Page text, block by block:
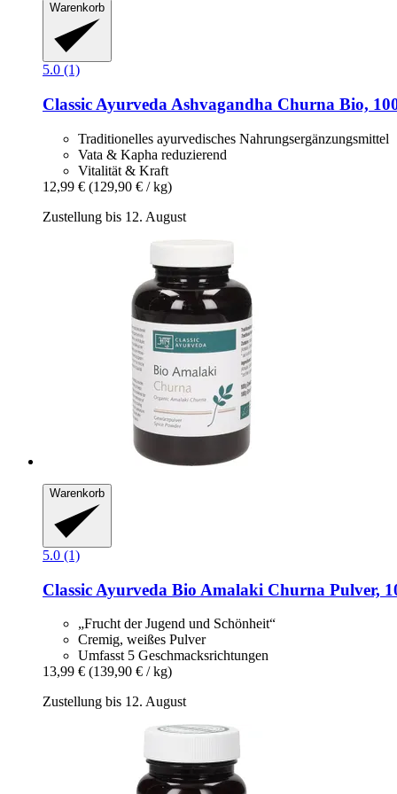
Warenkorb
5.0 (1)
Classic Ayurveda Ashvagandha Churna Bio,
Traditionelles ayurvedisches Nahrungsergänzungsmittel
Vata & Kapha reduzierend
Vitalität & Kraft
12,99 € (129,90 € / kg)
Zustellung bis 12. August
Warenkorb
5.0 (1)
Classic Ayurveda Bio Amalaki Churna Pulver,
„Frucht der Jugend und Schönheit“
Cremig, weißes Pulver
Umfasst 5 Geschmacksrichtungen
13,99 € (139,90 € / kg)
Zustellung bis 12. August